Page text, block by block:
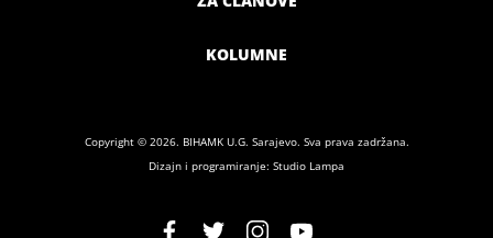
KOLUMNE
Copyright © 2026. BIHAMK U.G. Sarajevo. Sva prava zadržana.
Dizajn i programiranje: Studio Lampa